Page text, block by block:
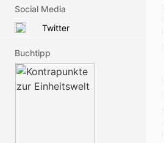
Social Media
Twitter
Buchtipp